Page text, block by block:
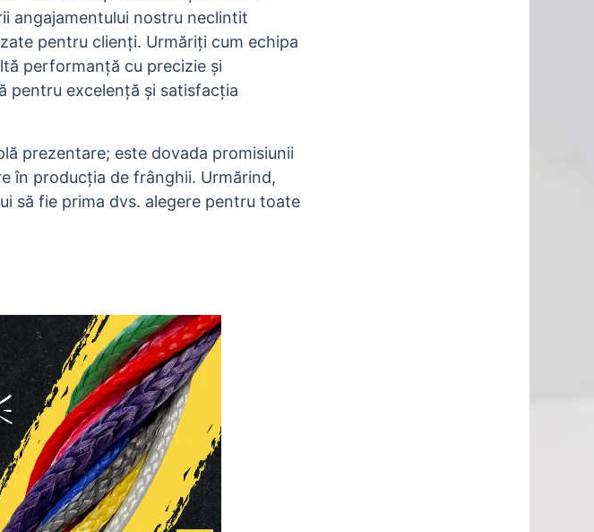
angajamentului nostru neclintit
pentru clienți. Urmăriți cum echipa
performanță cu precizie și
pentru excelență și satisfacția
prezentare; este dovada promisiunii
în producția de frânghii. Urmărind,
să fie prima dvs. alegere pentru toate